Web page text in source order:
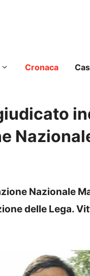
Cronaca
Nazionale
delle Lega.